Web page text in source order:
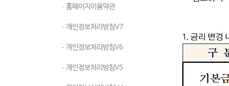
- 홈페이지이용약관
- 개인정보처리방침V7
- 개인정보처리방침V6
- 개인정보처리방침V5